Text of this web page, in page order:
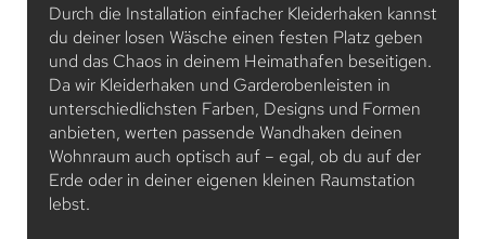
Durch die Installation einfacher Kleiderhaken kannst
du deiner losen Wäsche einen festen Platz geben
und das Chaos in deinem Heimathafen beseitigen.
Da wir Kleiderhaken und Garderobenleisten in
unterschiedlichsten Farben, Designs und Formen
anbieten, werten passende Wandhaken deinen
Wohnraum auch optisch auf – egal, ob du auf der
Erde oder in deiner eigenen kleinen Raumstation
lebst.